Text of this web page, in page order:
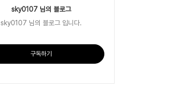
sky0107 님의 블로그
sky0107 님의 블로그 입니다.
구독하기